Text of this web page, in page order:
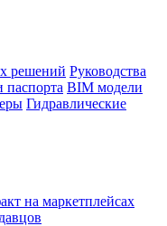
решений Руководства
BIM модели
Гидравлические
на маркетплейсах